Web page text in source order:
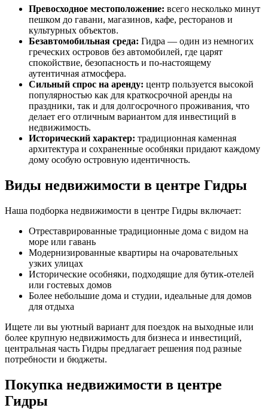
Превосходное местоположение: всего несколько минут
пешком до гавани, магазинов, кафе, ресторанов и
культурных объектов.
Безавтомобильная среда: Гидра — один из немногих
греческих островов без автомобилей, где царят
спокойствие, безопасность и по-настоящему
аутентичная атмосфера.
Сильный спрос на аренду: центр пользуется высокой
популярностью как для краткосрочной аренды на
праздники, так и для долгосрочного проживания, что
делает его отличным вариантом для инвестиций в
недвижимость.
Исторический характер: традиционная каменная
архитектура и сохраненные особняки придают каждому
дому особую островную идентичность.
Виды недвижимости в центре Гидры
Наша подборка недвижимости в центре Гидры включает:
Отреставрированные традиционные дома с видом на
море или гавань
Модернизированные квартиры на очаровательных
узких улицах
Исторические особняки, подходящие для бутик-отелей
или гостевых домов
Более небольшие дома и студии, идеальные для домов
для отдыха
Ищете ли вы уютный вариант для поездок на выходные или
более крупную недвижимость для бизнеса и инвестиций,
центральная часть Гидры предлагает решения под разные
потребности и бюджеты.
Покупка недвижимости в центре
Гидры